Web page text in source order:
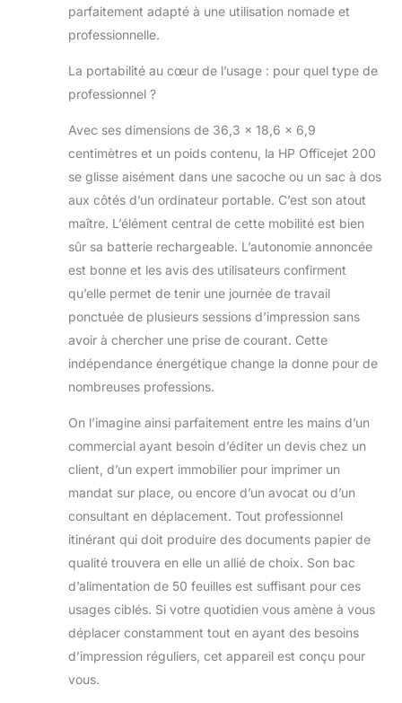
parfaitement adapté à une utilisation nomade et
professionnelle.
La portabilité au cœur de l’usage : pour quel type de
professionnel ?
Avec ses dimensions de 36,3 x 18,6 x 6,9
centimètres et un poids contenu, la HP Officejet 200
se glisse aisément dans une sacoche ou un sac à dos
aux côtés d’un ordinateur portable. C’est son atout
maître. L’élément central de cette mobilité est bien
sûr sa batterie rechargeable. L’autonomie annoncée
est bonne et les avis des utilisateurs confirment
qu’elle permet de tenir une journée de travail
ponctuée de plusieurs sessions d’impression sans
avoir à chercher une prise de courant. Cette
indépendance énergétique change la donne pour de
nombreuses professions.
On l’imagine ainsi parfaitement entre les mains d’un
commercial ayant besoin d’éditer un devis chez un
client, d’un expert immobilier pour imprimer un
mandat sur place, ou encore d’un avocat ou d’un
consultant en déplacement. Tout professionnel
itinérant qui doit produire des documents papier de
qualité trouvera en elle un allié de choix. Son bac
d’alimentation de 50 feuilles est suffisant pour ces
usages ciblés. Si votre quotidien vous amène à vous
déplacer constamment tout en ayant des besoins
d’impression réguliers, cet appareil est conçu pour
vous.